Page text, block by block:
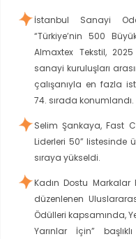
İstanbul Sanayi
“Türkiye’nin 500
Almaxtex Tekstil,
sanayi kuruluşları
çalışanıyla en fazla
74. sırada konumlandı.
Selim Şankaya, Fast
Liderleri 50” listesinde
sıraya yükseldi.
Kadın Dostu Markalar
düzenlenen
Ödülleri kapsamında,
Yarınlar İçin”